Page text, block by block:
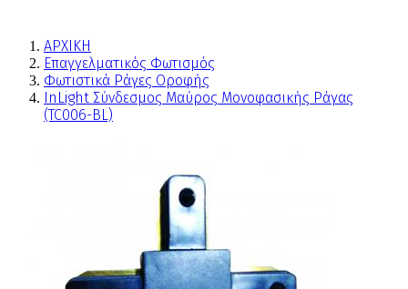
ΑΡΧΙΚΗ
Επαγγελματικός Φωτισμός
Φωτιστικά Ράγες Οροφής
InLight Σύνδεσμος Μαύρος Μονοφασικής Ράγας
(TC006-BL)